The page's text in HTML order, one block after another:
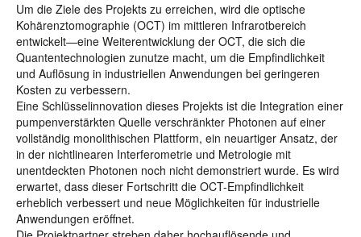
Um die Ziele des Projekts zu erreichen, wird die optische
Kohärenztomographie (OCT) im mittleren Infrarotbereich
entwickelt—eine Weiterentwicklung der OCT, die sich die
Quantentechnologien zunutze macht, um die Empfindlichkeit
und Auflösung in industriellen Anwendungen bei geringeren
Kosten zu verbessern.
Eine Schlüsselinnovation dieses Projekts ist die Integration einer
pumpenverstärkten Quelle verschränkter Photonen auf einer
vollständig monolithischen Plattform, ein neuartiger Ansatz, der
in der nichtlinearen Interferometrie und Metrologie mit
unentdeckten Photonen noch nicht demonstriert wurde. Es wird
erwartet, dass dieser Fortschritt die OCT-Empfindlichkeit
erheblich verbessert und neue Möglichkeiten für industrielle
Anwendungen eröffnet.